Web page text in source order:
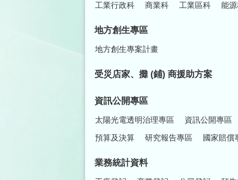
工業行政科 商業科 工業區科 能
地方創生專區
地方創生專案計畫
受災店家、攤 (鋪) 商援助方案
資訊公開專區
太陽光電透明治理專區 資訊公開專區
預算及決算 研究報告專區 國家賠償
業務統計資料